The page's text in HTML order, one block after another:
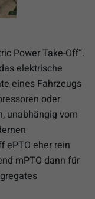
Power Take-Off“.
elektrische
eines Fahrzeugs
oder
unabhängig vom
ePTO eher rein
mPTO dann für